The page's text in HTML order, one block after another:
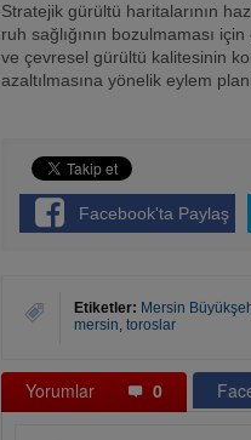
Stratejik gürültü haritalarının
ruh sağlığının bozulmaması
ve çevresel gürültü kalitesinin
azaltılmasına yönelik eylem
Facebook'ta Paylaş
Etiketler: Mersin
mersin, toroslar
Yorumlar 0